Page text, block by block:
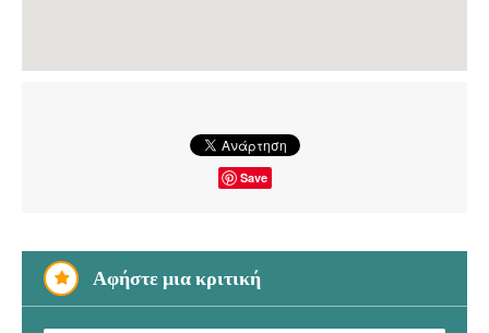
Save
Αφήστε μια κριτική